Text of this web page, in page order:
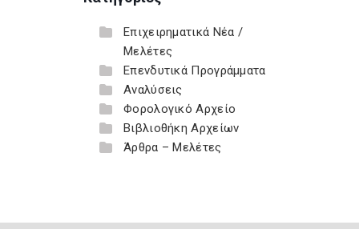
Επιχειρηματικά Νέα /
Μελέτες
Επενδυτικά Προγράμματα
Αναλύσεις
Φορολογικό Αρχείο
Βιβλιοθήκη Αρχείων
Άρθρα – Μελέτες